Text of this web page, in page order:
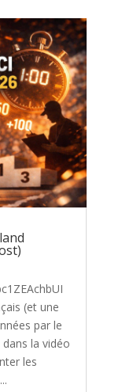
(et une
par le
la vidéo
les